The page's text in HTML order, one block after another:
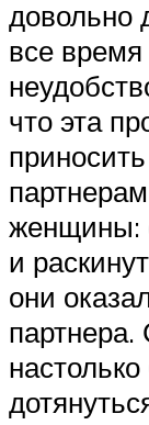
довольно
все время
что эта
женщины:
и
они